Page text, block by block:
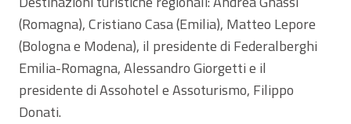
(Romagna), Cristiano Casa (Emilia), Matteo Lepore
(Bologna e Modena), il presidente di Federalberghi
Emilia-Romagna, Alessandro Giorgetti e il
presidente di Assohotel e Assoturismo, Filippo
Donati.